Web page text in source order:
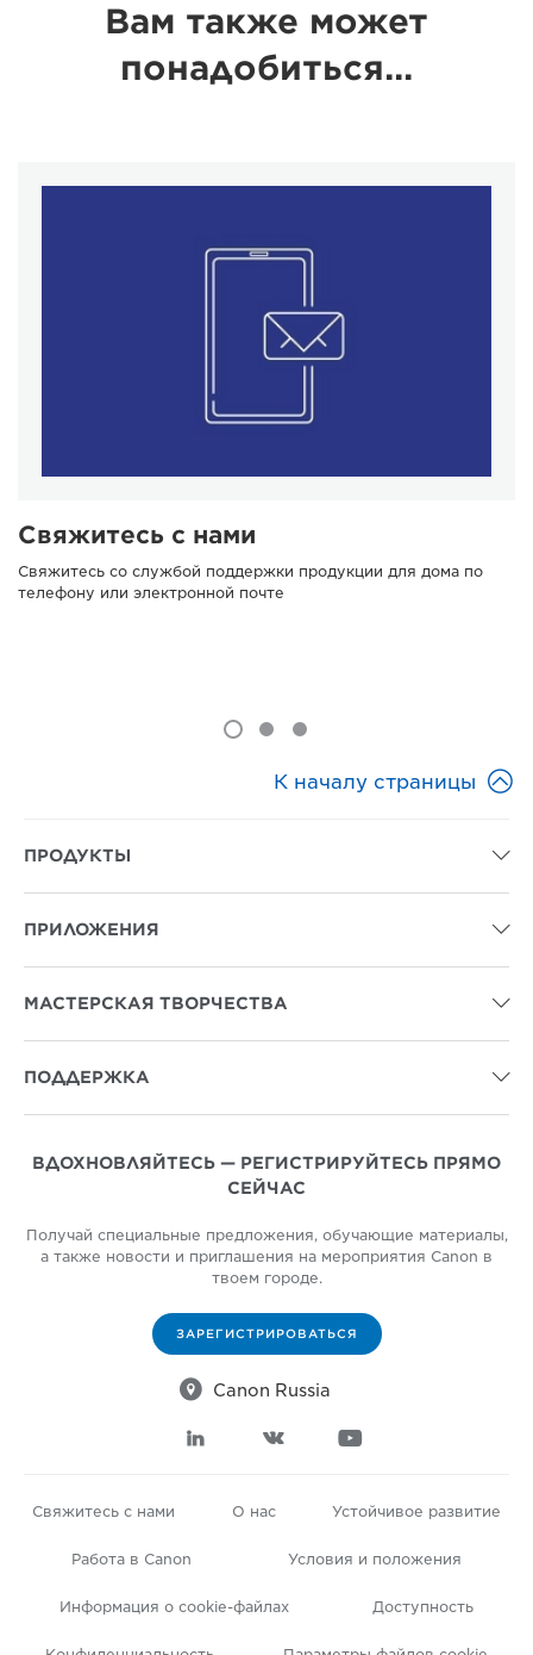
Вам также может
понадобиться...
Свяжитесь с нами
Свяжитесь со службой поддержки продукции для дома по
телефону или электронной почте
К началу страницы 
ПРОДУКТЫ 
ПРИЛОЖЕНИЯ 
МАСТЕРСКАЯ ТВОРЧЕСТВА 
ПОДДЕРЖКА 
ВДОХНОВЛЯЙТЕСЬ — РЕГИСТРИРУЙТЕСЬ ПРЯМО
СЕЙЧАС
Получай специальные предложения, обучающие материалы,
а также новости и приглашения на мероприятия Canon в
твоем городе.
ЗАРЕГИСТРИРОВАТЬСЯ
 Canon Russia
  
Свяжитесь с нами О нас Устойчивое развитие
Работа в Canon Условия и положения
Информация о cookie-файлах Доступность